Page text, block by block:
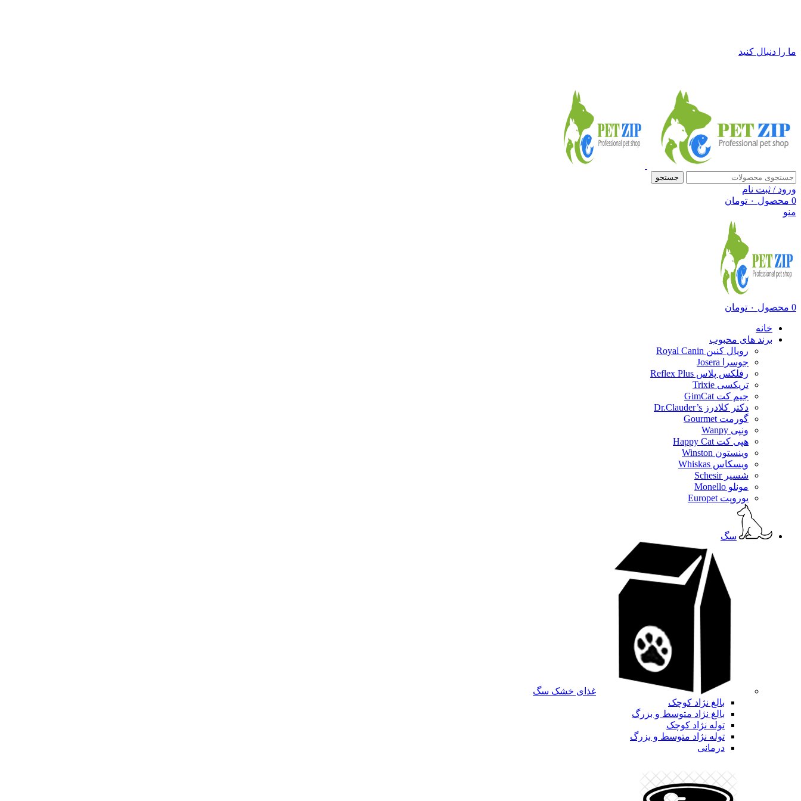
ما را دنبال کنید
جستجو
ورود / ثبت نام
0 محصول ۰ تومان
منو
0 محصول ۰ تومان
خانه
برند های محبوب
رویال کنین Royal Canin
جوسرا Josera
رفلکس پلاس Reflex Plus
تریکسی Trixie
جیم کت GimCat
دکتر کلادرز Dr.Clauder’s
گورمت Gourmet
ونپی Wanpy
هپی کت Happy Cat
وینستون Winston
ویسکاس Whiskas
شسیر Schesir
مونلو Monello
یوروپت Europet
سگ
غذای خشک سگ
بالغ نژاد کوچک
بالغ نژاد متوسط و بزرگ
توله نژاد کوچک
توله نژاد متوسط و بزرگ
درمانی